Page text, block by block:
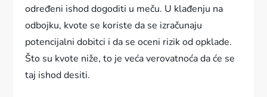
određeni ishod dogoditi u meču. U klađenju na
odbojku, kvote se koriste da se izračunaju
potencijalni dobitci i da se oceni rizik od opklade.
Što su kvote niže, to je veća verovatnoća da će se
taj ishod desiti.